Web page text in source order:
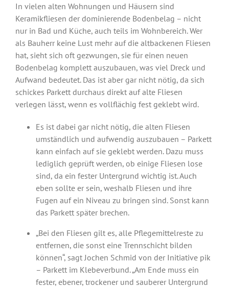
In vielen alten Wohnungen und Häusern sind
Keramikfliesen der dominierende Bodenbelag – nicht
nur in Bad und Küche, auch teils im Wohnbereich. Wer
als Bauherr keine Lust mehr auf die altbackenen Fliesen
hat, sieht sich oft gezwungen, sie für einen neuen
Bodenbelag komplett auszubauen, was viel Dreck und
Aufwand bedeutet. Das ist aber gar nicht nötig, da sich
schickes Parkett durchaus direkt auf alte Fliesen
verlegen lässt, wenn es vollflächig fest geklebt wird.
Es ist dabei gar nicht nötig, die alten Fliesen
umständlich und aufwendig auszubauen – Parkett
kann einfach auf sie geklebt werden. Dazu muss
lediglich geprüft werden, ob einige Fliesen lose
sind, da ein fester Untergrund wichtig ist. Auch
eben sollte er sein, weshalb Fliesen und ihre
Fugen auf ein Niveau zu bringen sind. Sonst kann
das Parkett später brechen.
„Bei den Fliesen gilt es, alle Pflegemittelreste zu
entfernen, die sonst eine Trennschicht bilden
können“, sagt Jochen Schmid von der Initiative pik
– Parkett im Klebeverbund. „Am Ende muss ein
fester, ebener, trockener und sauberer Untergrund